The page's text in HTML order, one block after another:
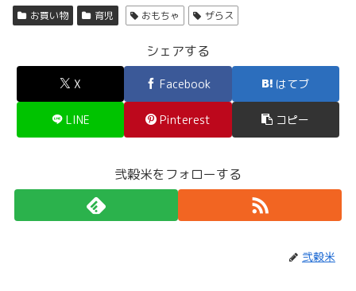
お買い物 育児 おもちゃ ザらス
シェアする
X Facebook はてブ
LINE Pinterest コピー
弐穀米をフォローする
弐穀米